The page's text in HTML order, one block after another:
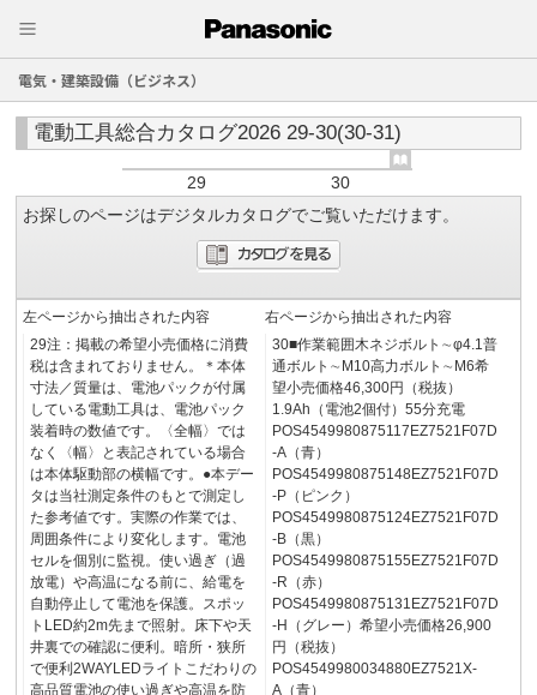
電気・建築設備（ビジネス）
電動工具総合カタログ2026 29-30(30-31)
29
30
お探しのページはデジタルカタログでご覧いただけます。
左ページから抽出された内容
29注：掲載の希望小売価格に消費
税は含まれておりません。＊本体
寸法／質量は、電池パックが付属
している電動工具は、電池パック
装着時の数値です。〈全幅〉では
なく〈幅〉と表記されている場合
は本体駆動部の横幅です。●本デー
タは当社測定条件のもとで測定し
た参考値です。実際の作業では、
周囲条件により変化します。電池
セルを個別に監視。使い過ぎ（過
放電）や高温になる前に、給電を
自動停止して電池を保護。スポッ
トLED約2m先まで照射。床下や天
井裏での確認に便利。暗所・狭所
で便利2WAYLEDライトこだわりの
高品質電池の使い過ぎや高温を防
右ページから抽出された内容
30■作業範囲木ネジボルト∼φ4.1普
通ボルト∼M10高力ボルト∼M6希
望小売価格46,300円（税抜）
1.9Ah（電池2個付）55分充電
POS4549980875117EZ7521F07D
-A（青）
POS4549980875148EZ7521F07D
-P（ピンク）
POS4549980875124EZ7521F07D
-B（黒）
POS4549980875155EZ7521F07D
-R（赤）
POS4549980875131EZ7521F07D
-H（グレー）希望小売価格26,900
円（税抜）
POS4549980034880EZ7521X-
A（青）